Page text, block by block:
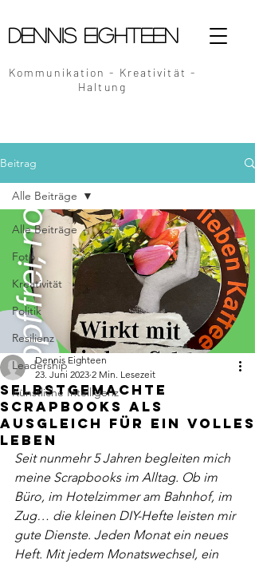
Dennis Eighteen
Kommunikation - Kreativität -
Haltung
Beitrag
Alle Beiträge
Foto
Kreativität
Politik
Resilienz
Leadership
Künstliche Intelligenz
Alle Beiträge
Selbstgemachte
Scrapbooks als
Ausgleich für ein volles
Leben
Dennis Eighteen
23. Juni 2023 2 Min. Lesezeit
Seit nunmehr 5 Jahren begleiten mich
meine Scrapbooks im Alltag. Ob im
Büro, im Hotelzimmer am Bahnhof, im
Zug… die kleinen DIY-Hefte leisten mir
gute Dienste. Jeden Monat ein neues
Heft. Mit jedem Monatswechsel, ein